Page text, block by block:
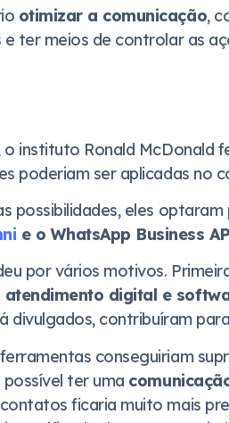
otimizar a comunicação,
ter meios de controlar as
instituto Ronald McDonald
poderiam ser aplicadas no
possibilidades, eles
e o WhatsApp Business
por vários motivos.
digital e
divulgados, contribuíram
conseguiriam
possível ter uma
ficaria muito mais